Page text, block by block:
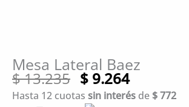
Mesa Lateral Baez
$13.235 El
precio
$ 9.264El
precio
Hasta 12 cuotas sin interés de $772